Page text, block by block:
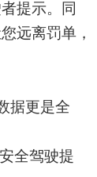
提示。同
远离罚单，
据更是全
全驾驶提